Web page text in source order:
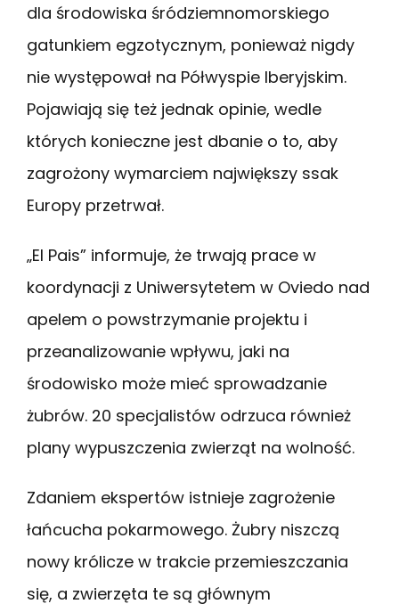
dla środowiska śródziemnomorskiego
gatunkiem egzotycznym, ponieważ nigdy
nie występował na Półwyspie Iberyjskim.
Pojawiają się też jednak opinie, wedle
których konieczne jest dbanie o to, aby
zagrożony wymarciem największy ssak
Europy przetrwał.
„El Pais” informuje, że trwają prace w
koordynacji z Uniwersytetem w Oviedo nad
apelem o powstrzymanie projektu i
przeanalizowanie wpływu, jaki na
środowisko może mieć sprowadzanie
żubrów. 20 specjalistów odrzuca również
plany wypuszczenia zwierząt na wolność.
Zdaniem ekspertów istnieje zagrożenie
łańcucha pokarmowego. Żubry niszczą
nowy królicze w trakcie przemieszczania
się, a zwierzęta te są głównym